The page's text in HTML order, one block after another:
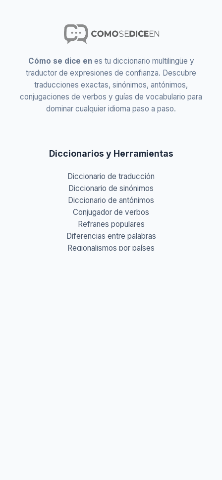
Cómo se dice enes tu diccionario multilingüe y
traductor de expresiones de confianza. Descubre
traducciones exactas, sinónimos, antónimos,
conjugaciones de verbos y guías de vocabulario para
dominar cualquier idioma paso a paso.
Diccionarios y Herramientas
Diccionario de traducción
Diccionario de sinónimos
Diccionario de antónimos
Conjugador de verbos
Refranes populares
Diferencias entre palabras
Regionalismos por países